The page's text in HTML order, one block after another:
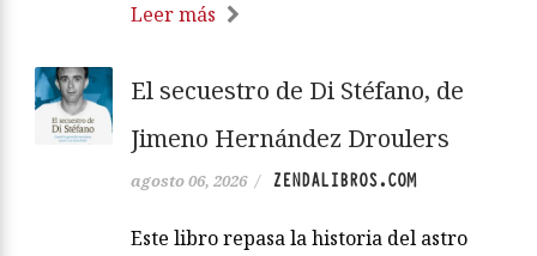
Leer más
El secuestro de Di Stéfano, de
Jimeno Hernández Droulers
agosto 06, 2026 / ZENDALIBROS.COM
Este libro repasa la historia del astro